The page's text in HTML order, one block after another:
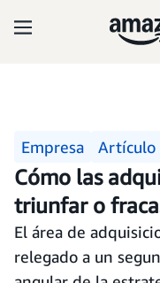
Empresa Artículo
Cómo las
triunfar o
El área de
relegado a un